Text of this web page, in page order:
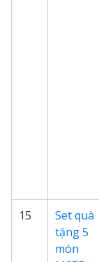
15
Set quà
tặng 5
món